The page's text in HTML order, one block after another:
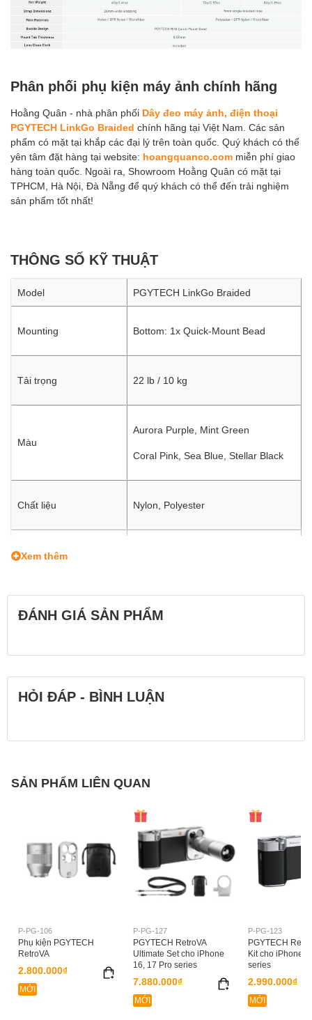
Phân phối phụ kiện máy ảnh chính hãng
Hoằng Quân - nhà phân phối Dây đeo máy ảnh, điện thoại
PGYTECH LinkGo Braided chính hãng tại Việt Nam. Các sản
phẩm có mặt tại khắp các đại lý trên toàn quốc. Quý khách có thể
yên tâm đặt hàng tại website: hoangquanco.com miễn phí giao
hàng toàn quốc. Ngoài ra, Showroom Hoằng Quân có mặt tại
TPHCM, Hà Nội, Đà Nẵng để quý khách có thể đến trải nghiệm
sản phẩm tốt nhất!
THÔNG SỐ KỸ THUẬT
Model PGYTECH LinkGo Braided
Mounting Bottom: 1x Quick-Mount Bead
Tải trọng 22 lb / 10 kg
Màu
Aurora Purple, Mint Green
Coral Pink, Sea Blue, Stellar Black
Chất liệu Nylon, Polyester
Certifications
Kích thước 136 x 111 cm
Trọng lượng 72 g
Xem thêm
ĐÁNH GIÁ SẢN PHẨM
HỎI ĐÁP - BÌNH LUẬN
SẢN PHẨM LIÊN QUAN
P-PG-106
Phụ kiện PGYTECH
RetroVA
2.800.000₫
MỚI
P-PG-127
PGYTECH RetroVA
Ultimate Set cho iPhone
16, 17 Pro series
7.880.000₫
MỚI
P-PG-123
PGYTECH
Kit cho iPhone
series
2.990.000₫
MỚI